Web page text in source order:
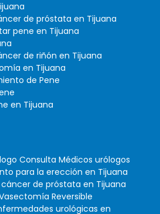
de próstata en Tijuana
pene en Tijuana
de riñón en Tijuana
en Tijuana
de Pene
en Tijuana
Consulta Médicos urólogos
para la erección en Tijuana
de próstata en Tijuana
Reversible
urológicas en